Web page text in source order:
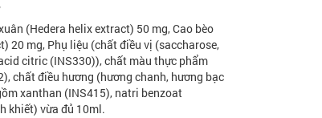
(Hedera helix extract) 50 mg, Cao bèo
20 mg, Phụ liệu (chất điều vị (saccharose,
citric (INS330)), chất màu thực phẩm
chất điều hương (hương chanh, hương bạc
xanthan (INS415), natri benzoat
khiết) vừa đủ 10ml.